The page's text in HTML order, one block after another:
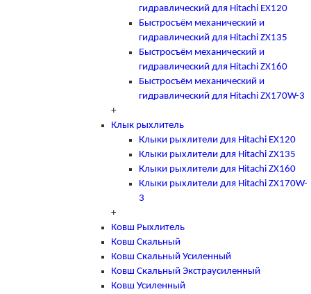
гидравлический для Hitachi EX120
Быстросъём механический и
гидравлический для Hitachi ZX135
Быстросъём механический и
гидравлический для Hitachi ZX160
Быстросъём механический и
гидравлический для Hitachi ZX170W-3
+
Клык рыхлитель
Клыки рыхлители для Hitachi EX120
Клыки рыхлители для Hitachi ZX135
Клыки рыхлители для Hitachi ZX160
Клыки рыхлители для Hitachi ZX170W-
3
+
Ковш Рыхлитель
Ковш Скальный
Ковш Скальный Усиленный
Ковш Скальный Экстраусиленный
Ковш Усиленный